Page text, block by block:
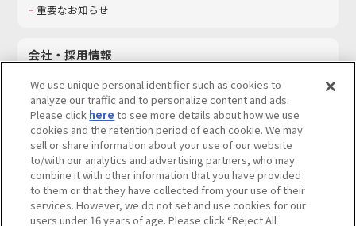
重要なお知らせ
会社・採用情報
採用情報
サステナビリティ
お問い合わせ
ウェブサイトご利用条件 ソーシャルメディアポリシー
We use unique personal identifier such as cookies to
analyze our traffic and to personalize content and ads.
Please click here to see more details about how we use
cookies and the retention period of each cookie. We may
sell or share information about your use of our website
to/with our analytics and advertising partners, who may
combine it with other information that you have provided
to them or that they have collected from your use of their
services. However, we do not set and use cookies for our
users under 16 years of age. Please click “Reject All